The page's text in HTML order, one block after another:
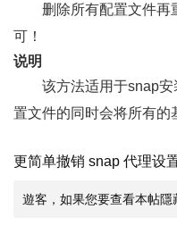
删除所有配置文件再
可！
说明
该方法适用于snap
置文件的同时会将所有的
更简单撤销 snap 代理设
遊客，如果您要查看本帖隱